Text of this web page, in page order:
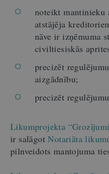
noteikt mantinieku
atstājēja
nāve ir izņēmuma
civiltiesiskās
precizēt
aizgādnību;
precizēt
Likumprojekta
ir salāgotNotariāta
pilnveidots mantojuma